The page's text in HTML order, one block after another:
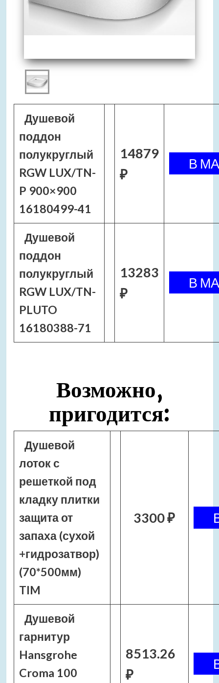
Душевой
поддон
полукруглый
RGW LUX/TN-
P 900×900
16180499-41
14879
₽
Душевой
поддон
полукруглый
RGW LUX/TN-
PLUTO
16180388-71
13283
₽
Возможно,
пригодится:
Душевой
лоток с
решеткой под
кладку плитки
защита от
запаха (сухой
+гидрозатвор)
(70*500мм)
TIM
3300 ₽
Душевой
гарнитур
Hansgrohe
Croma 100
8513.26
₽